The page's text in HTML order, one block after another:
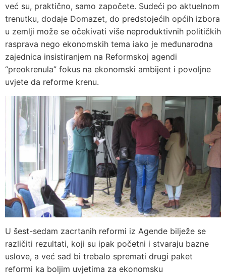
već su, praktično, samo započete. Sudeći po aktuelnom
trenutku, dodaje Domazet, do predstojećih općih izbora
u zemlji može se očekivati više neproduktivnih političkih
rasprava nego ekonomskih tema iako je međunarodna
zajednica insistiranjem na Reformskoj agendi
“preokrenula” fokus na ekonomski ambijent i povoljne
uvjete da reforme krenu.
U šest-sedam zacrtanih reformi iz Agende bilježe se
različiti rezultati, koji su ipak početni i stvaraju bazne
uslove, a već sad bi trebalo spremati drugi paket
reformi ka boljim uvjetima za ekonomsku